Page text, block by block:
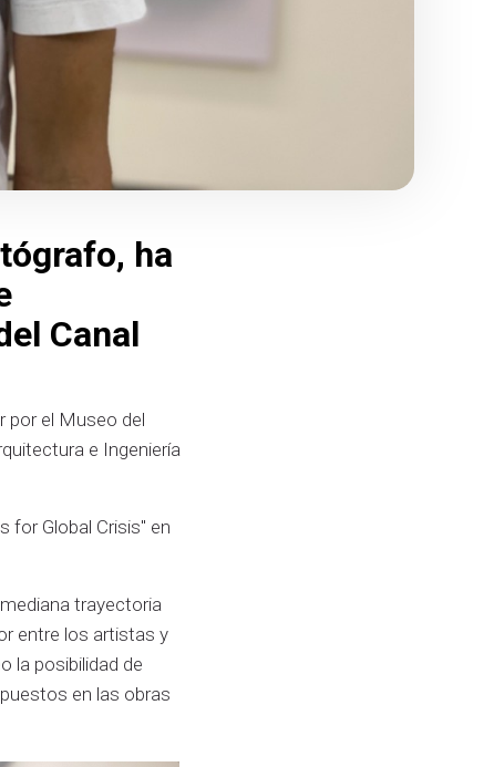
ha
Canal
por el Museo del
e Ingeniería
for Global Crisis" en
trayectoria
entre los artistas y
la posibilidad de
en las obras